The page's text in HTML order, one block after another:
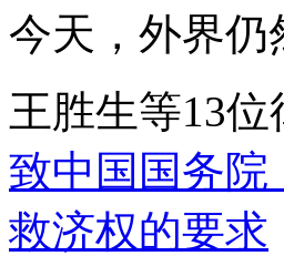
今天，外界
王胜生等13位
致中国国务院
救济权的要求